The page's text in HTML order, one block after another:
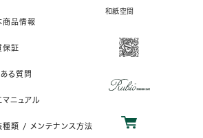
商品情報
保証
る質問
ニュアル
種類 / メンテナンス方法
和紙空間